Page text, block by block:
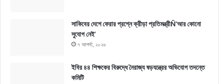
সাকিবের দেশে ফেরার প্রশ্নে ক্রীড়া প্রতিমন্ত্রীÑ‘আর কোনো
সুযোগ নেই’
৭ আগস্ট, ২০২৬
ইবির ৪৪ শিক্ষকের বিরুদ্ধে নৈরাজ্য ষড়যন্ত্রের অভিযোগ তদন্তে
কমিটি